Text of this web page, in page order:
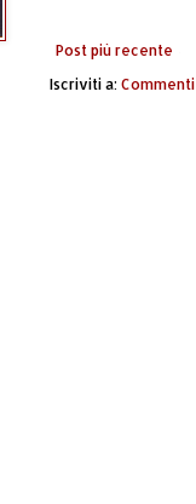
Post più recente
Iscriviti a: